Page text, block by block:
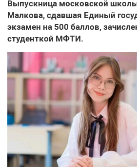
Выпускница московской
Малкова, сдавшая Единый
экзамен на 500 баллов,
студенткой МФТИ.